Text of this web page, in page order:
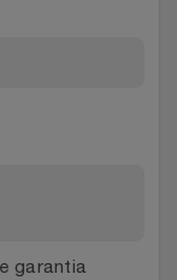
garantia